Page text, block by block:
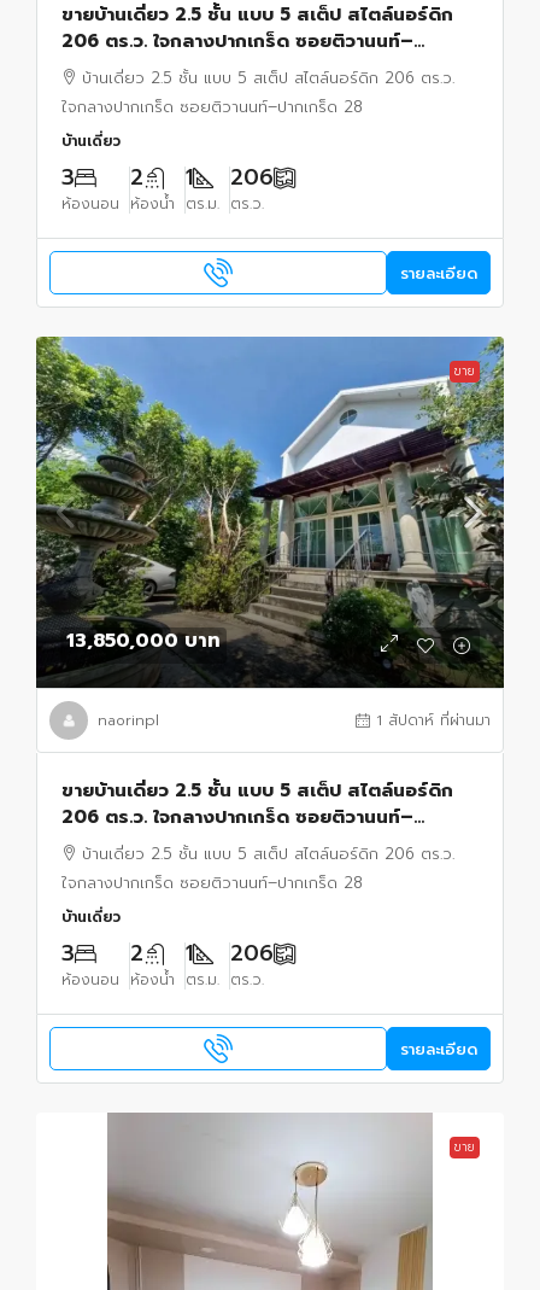
ขายบ้านเดี่ยว 2.5 ชั้น แบบ 5 สเต็ป สไตล์นอร์ดิก
206 ตร.ว. ใจกลางปากเกร็ด ซอยติวานนท์–
ปากเกร็ด 28 ทำเลรุ่งเรือง อยู่และทำธุรกิจได้ในหลัง
เดียว
บ้านเดี่ยว 2.5 ชั้น แบบ 5 สเต็ป สไตล์นอร์ดิก 206 ตร.ว.
ใจกลางปากเกร็ด ซอยติวานนท์–ปากเกร็ด 28
บ้านเดี่ยว
3
ห้องนอน
2
ห้องน้ำ
1
ตร.ม.
206
ตร.ว.
รายละเอียด
ขาย
13,850,000 บาท
naorinpl 1 สัปดาห์ ที่ผ่านมา
ขายบ้านเดี่ยว 2.5 ชั้น แบบ 5 สเต็ป สไตล์นอร์ดิก
206 ตร.ว. ใจกลางปากเกร็ด ซอยติวานนท์–
ปากเกร็ด 28 ทำเลรุ่งเรือง อยู่และทำธุรกิจได้ในหลัง
เดียว
บ้านเดี่ยว 2.5 ชั้น แบบ 5 สเต็ป สไตล์นอร์ดิก 206 ตร.ว.
ใจกลางปากเกร็ด ซอยติวานนท์–ปากเกร็ด 28
บ้านเดี่ยว
3
ห้องนอน
2
ห้องน้ำ
1
ตร.ม.
206
ตร.ว.
รายละเอียด
ขาย